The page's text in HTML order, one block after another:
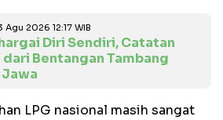
Agu 2026 12:17 WIB
Diri Sendiri, Catatan
dari Bentangan Tambang
Jawa
LPG nasional masih sangat